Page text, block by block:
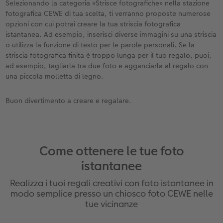
Selezionando la categoria «Strisce fotografiche» nella stazione
fotografica CEWE di tua scelta, ti verranno proposte numerose
opzioni con cui potrai creare la tua striscia fotografica
istantanea. Ad esempio, inserisci diverse immagini su una striscia
o utilizza la funzione di testo per le parole personali. Se la
striscia fotografica finita è troppo lunga per il tuo regalo, puoi,
ad esempio, tagliarla tra due foto e agganciarla al regalo con
una piccola molletta di legno.
Buon divertimento a creare e regalare.
Come ottenere le tue foto
istantanee
Realizza i tuoi regali creativi con foto istantanee in
modo semplice presso un chiosco foto CEWE nelle
tue vicinanze